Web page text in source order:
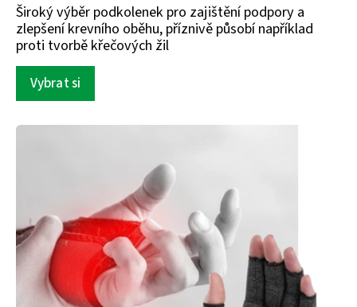
Široký výběr podkolenek pro zajištění podpory a
zlepšení krevního oběhu, příznivě působí například
proti tvorbě křečových žil
Vybrat si